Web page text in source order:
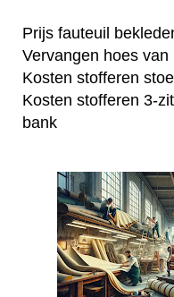
Prijs fauteuil
Vervangen hoes van
Kosten stofferen stoel
Kosten stofferen 3-
bank